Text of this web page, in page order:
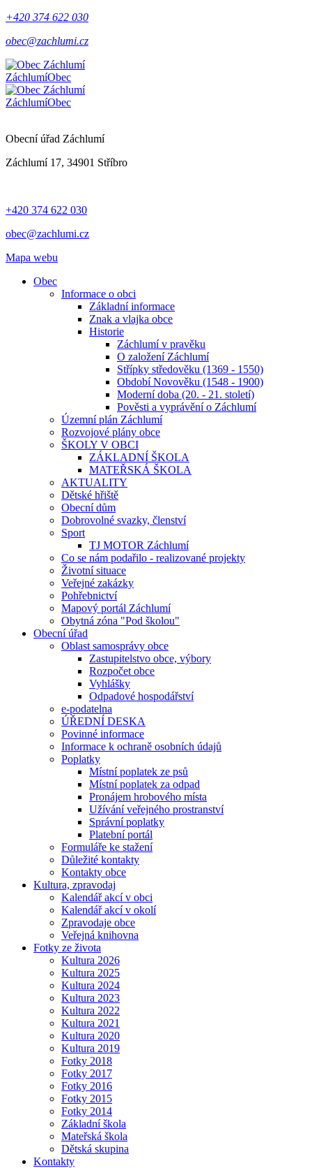
+420 374 622 030
obec@zachlumi.cz
ZáchlumíObec
ZáchlumíObec
Obecní úřad Záchlumí
Záchlumí 17, 34901 Stříbro
+420 374 622 030
obec@zachlumi.cz
Mapa webu
Obec
Informace o obci
Základní informace
Znak a vlajka obce
Historie
Záchlumí v pravěku
O založení Záchlumí
Střípky středověku (1369 - 1550)
Období Novověku (1548 - 1900)
Moderní doba (20. - 21. století)
Pověsti a vyprávění o Záchlumí
Územní plán Záchlumí
Rozvojové plány obce
ŠKOLY V OBCI
ZÁKLADNÍ ŠKOLA
MATEŘSKÁ ŠKOLA
AKTUALITY
Dětské hřiště
Obecní dům
Dobrovolné svazky, členství
Sport
TJ MOTOR Záchlumí
Co se nám podařilo - realizované projekty
Životní situace
Veřejné zakázky
Pohřebnictví
Mapový portál Záchlumí
Obytná zóna "Pod školou"
Obecní úřad
Oblast samosprávy obce
Zastupitelstvo obce, výbory
Rozpočet obce
Vyhlášky
Odpadové hospodářství
e-podatelna
ÚŘEDNÍ DESKA
Povinné informace
Informace k ochraně osobních údajů
Poplatky
Místní poplatek ze psů
Místní poplatek za odpad
Pronájem hrobového místa
Užívání veřejného prostranství
Správní poplatky
Platební portál
Formuláře ke stažení
Důležité kontakty
Kontakty obce
Kultura, zpravodaj
Kalendář akcí v obci
Kalendář akcí v okolí
Zpravodaje obce
Veřejná knihovna
Fotky ze života
Kultura 2026
Kultura 2025
Kultura 2024
Kultura 2023
Kultura 2022
Kultura 2021
Kultura 2020
Kultura 2019
Fotky 2018
Fotky 2017
Fotky 2016
Fotky 2015
Fotky 2014
Základní škola
Mateřská škola
Dětská skupina
Kontakty